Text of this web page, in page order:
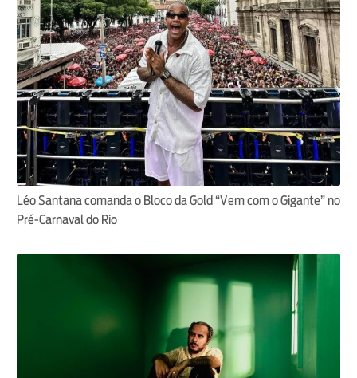
Léo Santana comanda o Bloco da Gold “Vem com o Gigante” no
Pré-Carnaval do Rio